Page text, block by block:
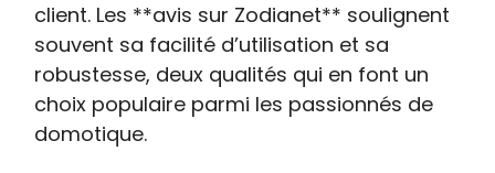
client. Les **avis sur Zodianet** soulignent
souvent sa facilité d’utilisation et sa
robustesse, deux qualités qui en font un
choix populaire parmi les passionnés de
domotique.